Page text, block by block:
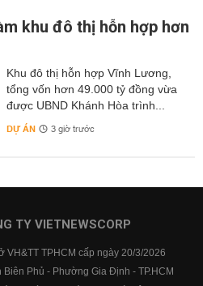
khu đô thị hỗn hợp hơn
Khu đô thị hỗn hợp Vĩnh Lương,
tổng vốn hơn 49.000 tỷ đồng vừa
được UBND Khánh Hòa trình...
DỰ ÁN 3 giờ trước
TY VIETNEWSCORP
VH&TT TPHCM cấp ngày 20/3/2026
Phủ - Phường Gia Định - TP.HCM